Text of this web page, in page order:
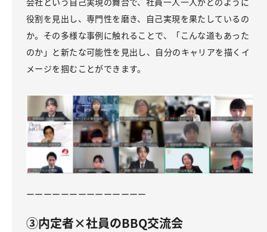
役割を見出し、専門性を磨き、自己実現を果たしているの
か。その多様な事例に触れることで、「こんな道もあった
のか」と新たな可能性を見出し、自分のキャリアを描くイ
メージを掴むことができます。
ーーーーーーーーーーーーーー
③内定者×社員のBBQ交流会